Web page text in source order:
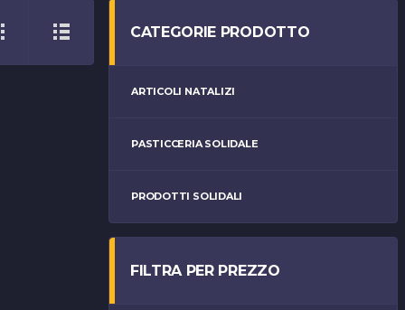
CATEGORIE PRODOTTO
ARTICOLI NATALIZI
PASTICCERIA SOLIDALE
PRODOTTI SOLIDALI
FILTRA PER PREZZO